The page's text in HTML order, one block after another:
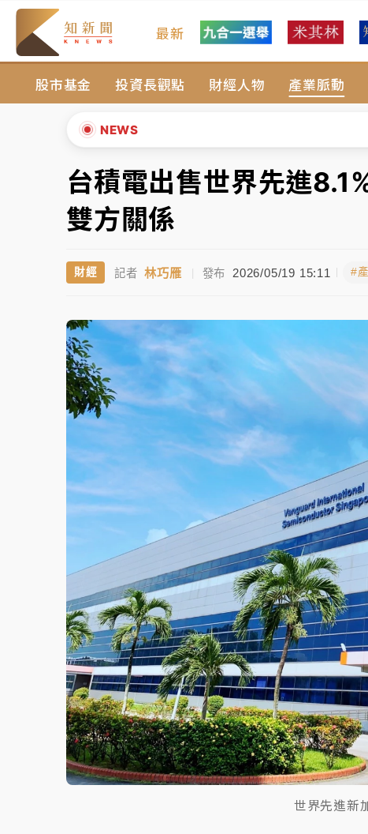
最新
股市基金 投資長觀點 財經人物 產業脈動
NEWS
暑假過三周才推「E宿新北打卡趣」！抽獎程
中信慈善基金會想增加董事人數！辜仲諒向法院
故宮《龍藏經》特展第2檔！今線上預約開賣
台東農業處長涉圖利渡假村！東檢抗告成功 今
女律師陳昱瑄詐慈濟10億！黃金158kg遭查扣畫
中信慈善基金會想增加董事人數！辜仲諒向法院
故宮《龍藏經》特展第2檔！今線上預約開賣
台東農業處長涉圖利渡假村！東檢抗告成功 今
父親節泡湯了！中颱白海豚雨彈轟3天 「紅到
▲
▼
台積電出售世界先進
雙方關係
財經 記者 林巧雁 | 發布 2026/05/19 15:11 #
世界先進新